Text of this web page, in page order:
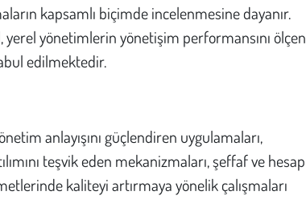
kapsamlı biçimde incelenmesine dayanır.
yerel yönetimlerin yönetişim performansını ölçen
edilmektedir.
anlayışını güçlendiren uygulamaları,
teşvik eden mekanizmaları, şeffaf ve hesap
kaliteyi artırmaya yönelik çalışmaları